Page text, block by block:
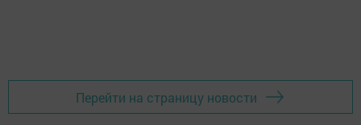
Перейти на страницу новости